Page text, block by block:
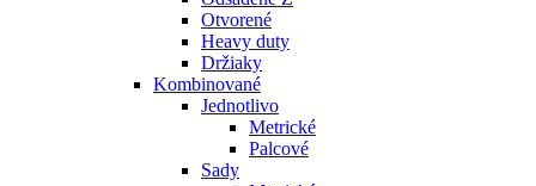
Otvorené
Heavy duty
Držiaky
Kombinované
Jednotlivo
Metrické
Palcové
Sady